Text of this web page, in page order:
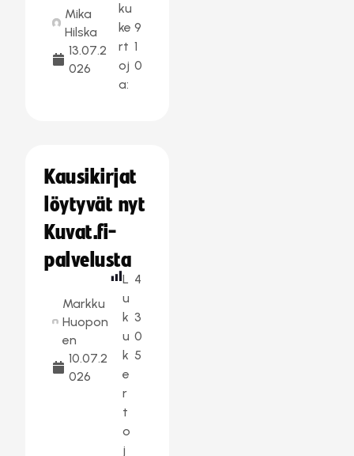
Mika
Hilska
13.07.2
026
ku
ke
rt
oj
a:
9
1
0
Kausikirjat
löytyvät nyt
Kuvat.fi-
palvelusta
Markku
Huopon
en
10.07.2
026
L
u
k
u
k
e
r
t
o
j
4
3
0
5